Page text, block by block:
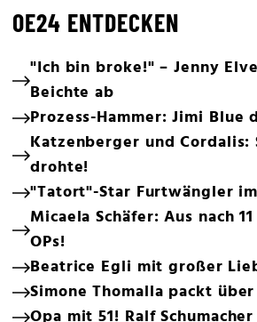
OE24 ENTDECKEN
"Ich bin broke!" – Jenny
Beichte ab
Prozess-Hammer: Jimi Blue
Katzenberger und Cordalis:
drohte!
"Tatort"-Star Furtwängler
Micaela Schäfer: Aus nach
OPs!
Beatrice Egli mit großer
Simone Thomalla packt